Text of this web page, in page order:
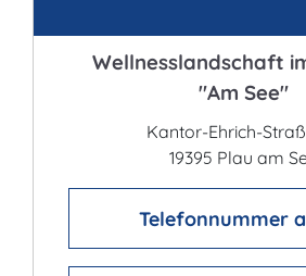
Wellnesslandschaft
"Am See"
Kantor-Ehrich-
19395 Plau am
Telefonnummer